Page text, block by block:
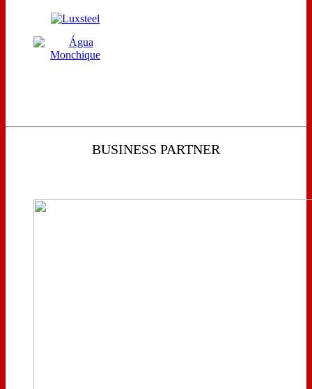
BUSINESS PARTNER